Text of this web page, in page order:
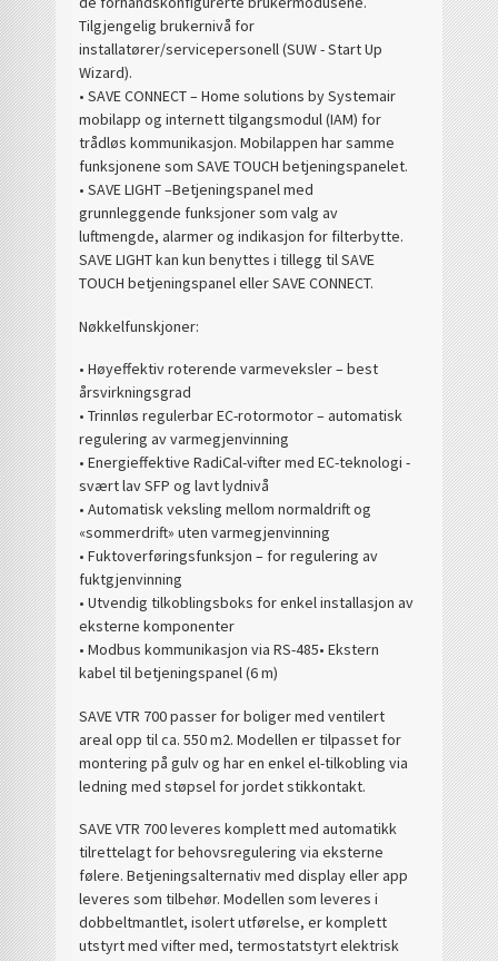
Tilgjengelig brukernivå for
installatører/servicepersonell (SUW - Start Up
Wizard).
• SAVE CONNECT – Home solutions by Systemair
mobilapp og internett tilgangsmodul (IAM) for
trådløs kommunikasjon. Mobilappen har samme
funksjonene som SAVE TOUCH betjeningspanelet.
• SAVE LIGHT –Betjeningspanel med
grunnleggende funksjoner som valg av
luftmengde, alarmer og indikasjon for filterbytte.
SAVE LIGHT kan kun benyttes i tillegg til SAVE
TOUCH betjeningspanel eller SAVE CONNECT.
Nøkkelfunskjoner:
• Høyeffektiv roterende varmeveksler – best
årsvirkningsgrad
• Trinnløs regulerbar EC-rotormotor – automatisk
regulering av varmegjenvinning
• Energieffektive RadiCal-vifter med EC-teknologi -
svært lav SFP og lavt lydnivå
• Automatisk veksling mellom normaldrift og
«sommerdrift» uten varmegjenvinning
• Fuktoverføringsfunksjon – for regulering av
fuktgjenvinning
• Utvendig tilkoblingsboks for enkel installasjon av
eksterne komponenter
• Modbus kommunikasjon via RS-485• Ekstern
kabel til betjeningspanel (6 m)
SAVE VTR 700 passer for boliger med ventilert
areal opp til ca. 550 m2. Modellen er tilpasset for
montering på gulv og har en enkel el-tilkobling via
ledning med støpsel for jordet stikkontakt.
SAVE VTR 700 leveres komplett med automatikk
tilrettelagt for behovsregulering via eksterne
følere. Betjeningsalternativ med display eller app
leveres som tilbehør. Modellen som leveres i
dobbeltmantlet, isolert utførelse, er komplett
utstyrt med vifter med, termostatstyrt elektrisk